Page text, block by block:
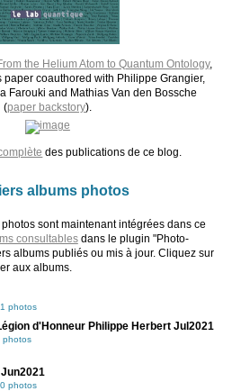
the Helium Atom to Quantum Ontology,
paper coauthored with Philippe Grangier,
Farouki and Mathias Van den Bossche
(paper backstory).
des publications de ce blog.
albums photos
sont maintenant intégrées dans ce
consultablesdans le plugin "Photo-
albums publiés ou mis à jour. Cliquez sur
aux albums.
photos
d'Honneur Philippe Herbert Jul2021
photos
photos